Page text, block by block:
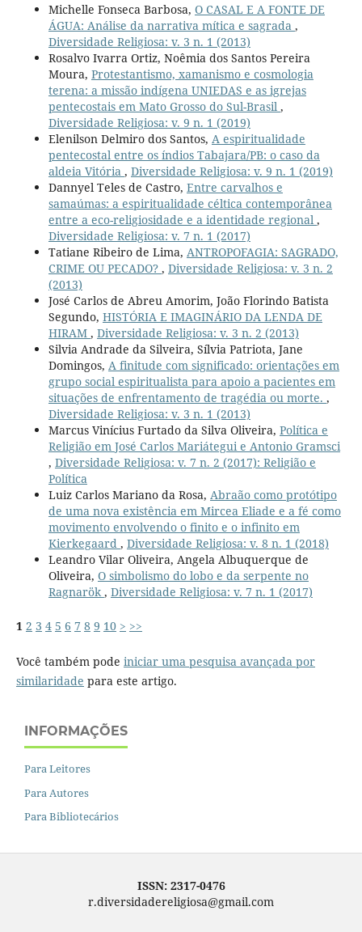
Michelle Fonseca Barbosa, O CASAL E A FONTE DE
ÁGUA: Análise da narrativa mítica e sagrada ,
Diversidade Religiosa: v. 3 n. 1 (2013)
Rosalvo Ivarra Ortiz, Noêmia dos Santos Pereira
Moura, Protestantismo, xamanismo e cosmologia
terena: a missão indígena UNIEDAS e as igrejas
pentecostais em Mato Grosso do Sul-Brasil ,
Diversidade Religiosa: v. 9 n. 1 (2019)
Elenilson Delmiro dos Santos, A espiritualidade
pentecostal entre os índios Tabajara/PB: o caso da
aldeia Vitória , Diversidade Religiosa: v. 9 n. 1 (2019)
Dannyel Teles de Castro, Entre carvalhos e
samaúmas: a espiritualidade céltica contemporânea
entre a eco-religiosidade e a identidade regional ,
Diversidade Religiosa: v. 7 n. 1 (2017)
Tatiane Ribeiro de Lima, ANTROPOFAGIA: SAGRADO,
CRIME OU PECADO? , Diversidade Religiosa: v. 3 n. 2
(2013)
José Carlos de Abreu Amorim, João Florindo Batista
Segundo, HISTÓRIA E IMAGINÁRIO DA LENDA DE
HIRAM , Diversidade Religiosa: v. 3 n. 2 (2013)
Silvia Andrade da Silveira, Sílvia Patriota, Jane
Domingos, A finitude com significado: orientações em
grupo social espiritualista para apoio a pacientes em
situações de enfrentamento de tragédia ou morte. ,
Diversidade Religiosa: v. 3 n. 1 (2013)
Marcus Vinícius Furtado da Silva Oliveira, Política e
Religião em José Carlos Mariátegui e Antonio Gramsci
, Diversidade Religiosa: v. 7 n. 2 (2017): Religião e
Política
Luiz Carlos Mariano da Rosa, Abraão como protótipo
de uma nova existência em Mircea Eliade e a fé como
movimento envolvendo o finito e o infinito em
Kierkegaard , Diversidade Religiosa: v. 8 n. 1 (2018)
Leandro Vilar Oliveira, Angela Albuquerque de
Oliveira, O simbolismo do lobo e da serpente no
Ragnarök , Diversidade Religiosa: v. 7 n. 1 (2017)
1 2 3 4 5 6 7 8 9 10 > >>
Você também pode iniciar uma pesquisa avançada por
similaridade para este artigo.
INFORMAÇÕES
Para Leitores
Para Autores
Para Bibliotecários
ISSN: 2317-0476
r.diversidadereligiosa@gmail.com